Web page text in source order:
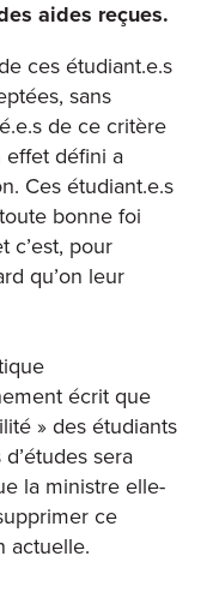
aides reçues.
ces étudiant.e.s
sans
de ce critère
effet défini a
Ces étudiant.e.s
bonne foi
c’est, pour
qu’on leur
écrit que
» des étudiants
sera
la ministre elle-
ce
actuelle.